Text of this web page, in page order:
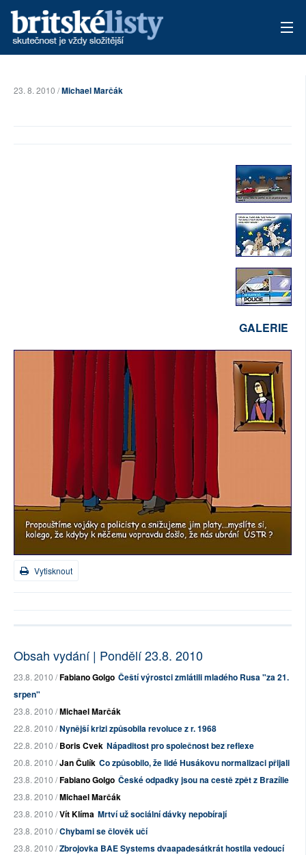
23. 8. 2010 /Michael Marčák
GALERIE
Vytisknout
Obsah vydání | Pondělí 23.8. 2010
23.8. 2010 /Fabiano Golgo Čeští výrostci zmlátili mladého Rusa "za 21.
srpen"
23.8. 2010 /Michael Marčák
22.8. 2010 /Nynější krizi způsobila revoluce z r. 1968
22.8. 2010 /Boris Cvek Nápaditost pro společnost bez reflexe
20.8. 2010 /Jan Čulík Co způsobilo, že lidé Husákovu normalizaci přijali
23.8. 2010 /Fabiano Golgo České odpadky jsou na cestě zpět z Brazílie
23.8. 2010 /Michael Marčák
23.8. 2010 /Vít Klíma Mrtví už sociální dávky nepobírají
23.8. 2010 /Chybami se člověk učí
23.8. 2010 /Zbrojovka BAE Systems dvaapadesátkrát hostila vedoucí